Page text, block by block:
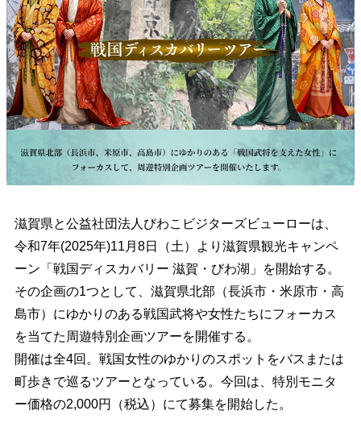
滋賀県と公益社団法人びわこビジターズビューローは、
令和7年(2025年)11月8日（土）より滋賀県観光キャンペ
ーン「戦国ディスカバリー 滋賀・びわ湖」を開始する。
その企画の1つとして、滋賀県北部（長浜市・米原市・高
島市）にゆかりのある戦国武将や女性たちにフォーカス
を当てた周遊特別企画ツアーを開催する。
開催は全4回。戦国女性のゆかりのスポットをバスまたは
町歩きで巡るツアーとなっている。今回は、特別モニタ
ー価格の2,000円（税込）にて募集を開始した。